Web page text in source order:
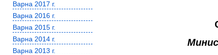
Варна 2017 г.
Варна 2016 г.
Варна 2015 г.
Варна 2014 г.
Варна 2013 г.